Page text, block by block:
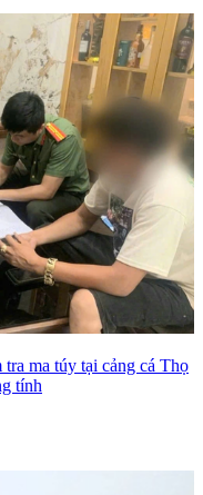
ma túy tại cảng cá Thọ
tính